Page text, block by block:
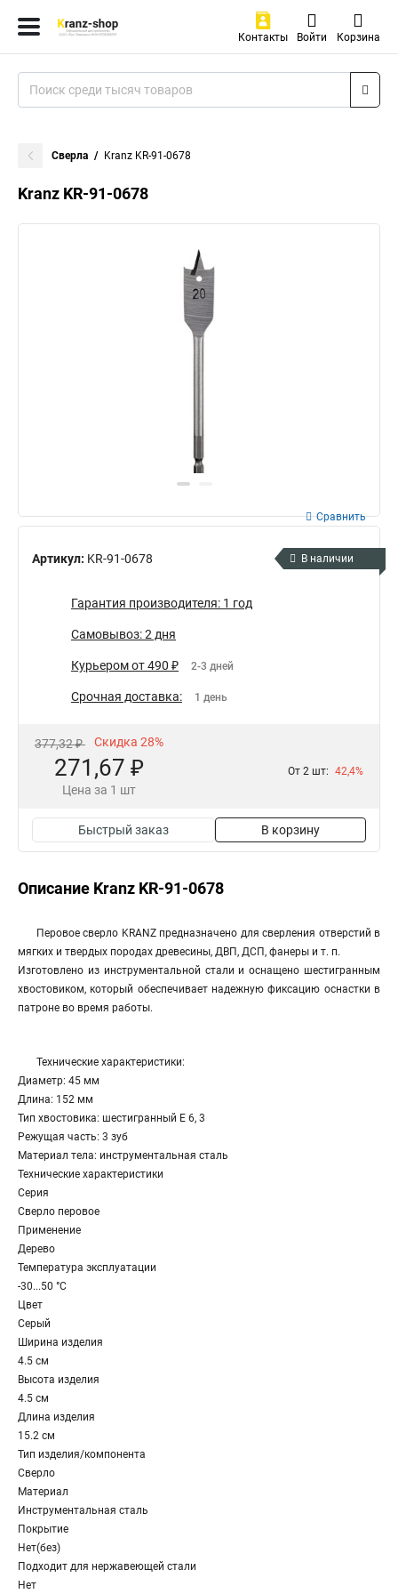
Контакты Войти Корзина
Сверла Kranz KR-91-0678
Kranz KR-91-0678
Артикул: KR-91-0678
Сравнить
В наличии
Гарантия производителя: 1 год
Самовывоз: 2 дня
Курьером от 490 ₽ 2-3 дней
Срочная доставка: 1 день
377,32 ₽ Скидка 28%
271,67 ₽
Цена за 1 шт
От 2 шт: 42,4%
Быстрый заказ В корзину
Описание Kranz KR-91-0678
Перовое сверло KRANZ предназначено для сверления отверстий в
мягких и твердых породах древесины, ДВП, ДСП, фанеры и т. п.
Изготовлено из инструментальной стали и оснащено шестигранным
хвостовиком, который обеспечивает надежную фиксацию оснастки в
патроне во время работы.
Технические характеристики:
Диаметр: 45 мм
Длина: 152 мм
Тип хвостовика: шестигранный Е 6, 3
Режущая часть: 3 зуб
Материал тела: инструментальная сталь
Технические характеристики
Серия
Сверло перовое
Применение
Дерево
Температура эксплуатации
-30...50 °C
Цвет
Серый
Ширина изделия
4.5 см
Высота изделия
4.5 см
Длина изделия
15.2 см
Тип изделия/компонента
Сверло
Материал
Инструментальная сталь
Покрытие
Нет(без)
Подходит для нержавеющей стали
Нет